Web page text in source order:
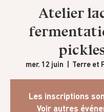
Atelier
mer. 12 juin Terre et
Les inscriptions
Voir autres